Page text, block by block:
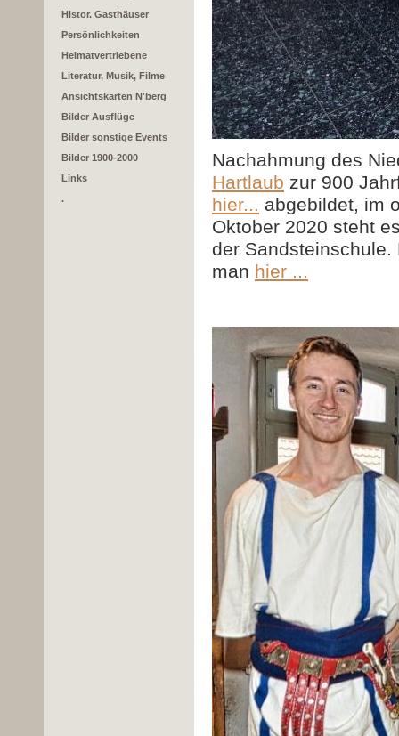
Histor. Gasthäuser
Persönlichkeiten
Heimatvertriebene
Literatur, Musik, Filme
Ansichtskarten N'berg
Bilder Ausflüge
Bilder sonstige Events
Bilder 1900-2000
Links
.
Nachahmung des
Hartlaub zur 900
hier... abgebildet, im
Oktober 2020 steht
der
man hier ...